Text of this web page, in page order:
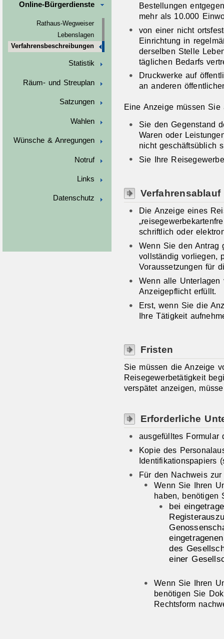
Online-Bürgerdienste
Rathaus-Wegweiser
Lebenslagen
Verfahrensbeschreibungen
Statistik
Räum- und Streuplan
Satzungen
Wahlen
Wünsche & Anregungen
Notruf
Links
Datenschutz
Bestellungen
mehr als 10.000
von einer nicht
Einrichtung in
derselben Stelle
täglichen Bedarfs
Druckwerke auf
an anderen
Eine Anzeige müssen
Sie den Gegenstand
Waren oder
nicht geschäftsüblich
Sie Ihre
Verfahrensablauf
Die Anzeige eines
schriftlich oder
Wenn Sie den Antrag
vollständig vorliegen,
Voraussetzungen für
Wenn alle
Anzeigepflicht erfüllt.
Erst, wenn Sie die
Ihre Tätigkeit
Fristen
Sie müssen die Anzeige
Reisegewerbetätigkeit
verspätet anzeigen,
Erforderliche
ausgefülltes Formular
Kopie des
Identifikationspapiers
Für den Nachweis zur
Wenn Sie Ihren
haben, benötigen
bei
des
einer
Wenn Sie Ihren
benötigen Sie
Rechtsform